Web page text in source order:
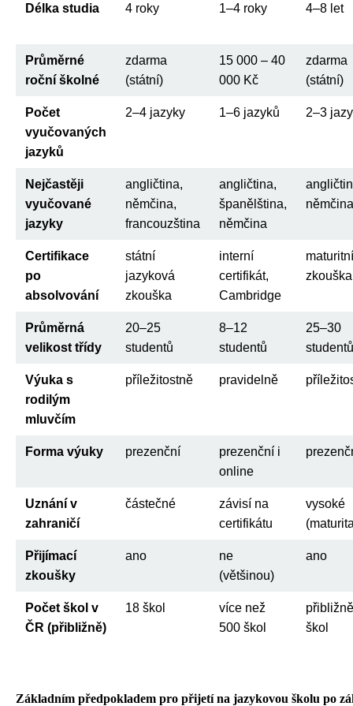
Délka studia 4 roky 1–4 roky 4–8 let
Průměrné
roční školné
zdarma
(státní)
15 000 – 40
000 Kč
zdarma
(státní)
Počet
vyučovaných
jazyků
2–4 jazyky 1–6 jazyků 2–3
Nejčastěji
vyučované
jazyky
angličtina,
němčina,
francouzština
angličtina,
španělština,
němčina
němčina
Certifikace
po
absolvování
státní
jazyková
zkouška
interní
certifikát,
Cambridge
maturitní
zkouška
Průměrná
velikost třídy
20–25
studentů
8–12
studentů
25–30
studentů
Výuka s
rodilým
mluvčím
příležitostně pravidelně
Forma výuky prezenční
prezenční i
online
Uznání v
zahraničí
částečné
závisí na
certifikátu
vysoké
Přijímací
zkoušky
ano
ne
(většinou)
ano
Počet škol v
ČR (přibližně)
18 škol
více než
500 škol
škol
Základním předpokladem pro přijetí na jazykovou školu po